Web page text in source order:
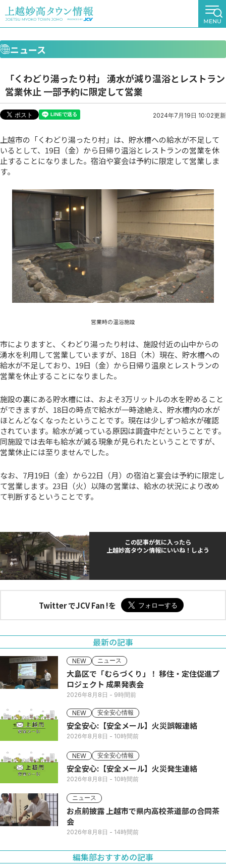
ニュース
「くわどり湯ったり村」 湧水が減り温浴とレストラン
営業休止 一部予約に限定して営業
2024年7月19日 10:02更新
上越市の「くわどり湯ったり村」は、貯水槽への給水が不足して
いるとして、19日（金）から日帰り温浴とレストランの営業を休
止することになりました。宿泊や宴会は予約に限定して営業しま
す。
営業時の温浴施設
市によりますと、くわどり湯ったり村は、施設付近の山中からの
湧水を利用して営業していますが、18日（木）現在、貯水槽への
給水が不足しており、19日（金）から日帰り温泉とレストランの
営業を休止することになりました。
施設の裏にある貯水槽には、およそ3万リットルの水を貯めること
ができますが、18日の時点で給水が一時途絶え、貯水槽内の水が
ほとんどなくなったということです。現在は少しずつ給水が確認
されています。給水が減っている原因は調査中だということです。
同施設では去年も給水が減る現象が見られたということですが、
営業休止には至りませんでした。
なお、7月19日（金）から22日（月）の宿泊と宴会は予約に限定し
て営業します。23日（火）以降の営業は、給水の状況により改め
て判断するということです。
この記事が気に入ったら
上越妙高タウン情報にいいね！しよう
Twitter でJCV Fan !を
最新の記事
NEW ニュース
大島区で「むらづくり」！ 移住・定住促進プ
ロジェクト 成果発表会
2026年8月8日 - 9時間前
NEW 安全安心情報
安全安心:【安全メール】火災誤報連絡
2026年8月8日 - 10時間前
NEW 安全安心情報
安全安心:【安全メール】火災発生連絡
2026年8月8日 - 10時間前
ニュース
お点前披露 上越市で県内高校茶道部の合同茶
会
2026年8月8日 - 14時間前
編集部おすすめの記事